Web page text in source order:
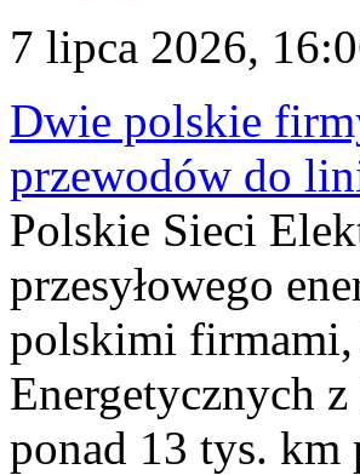
7 lipca 2026,
Dwie polskie
przewodów do
Polskie Sieci
przesyłowego
polskimi firmami,
Energetycznych
ponad 13 tys.